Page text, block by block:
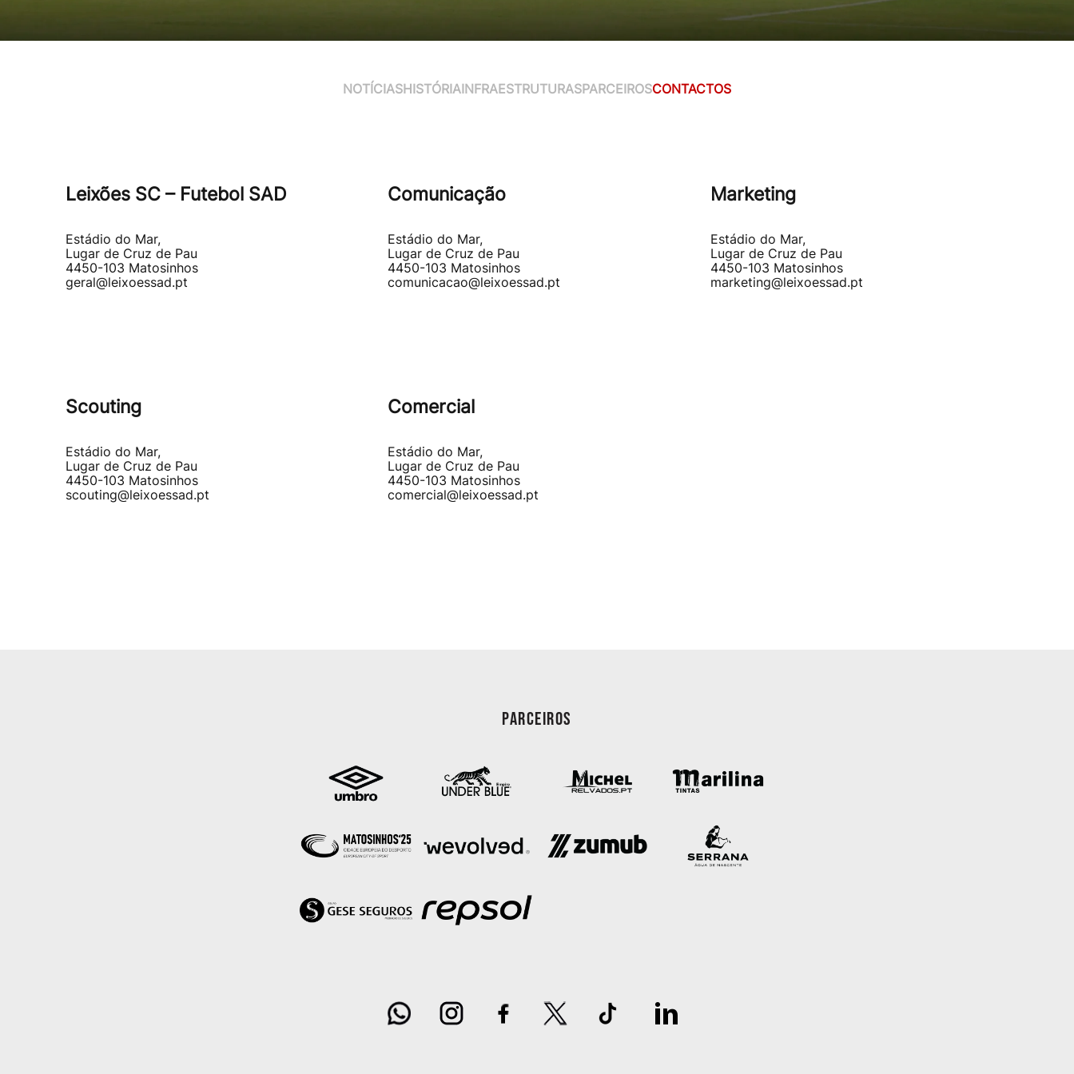
NOTÍCIASHISTÓRIAINFRAESTRUTURASPARCEIROSCONTACTOS
Leixões SC – Futebol SAD
Estádio do Mar,
Lugar de Cruz de Pau
4450-103 Matosinhos
geral@leixoessad.pt
Comunicação
Estádio do Mar,
Lugar de Cruz de Pau
4450-103 Matosinhos
comunicacao@leixoessad.pt
Marketing
Estádio do Mar,
Lugar de Cruz de Pau
4450-103 Matosinhos
marketing@leixoessad.pt
Scouting
Estádio do Mar,
Lugar de Cruz de Pau
4450-103 Matosinhos
scouting@leixoessad.pt
Comercial
Estádio do Mar,
Lugar de Cruz de Pau
4450-103 Matosinhos
comercial@leixoessad.pt
PARCEIROS